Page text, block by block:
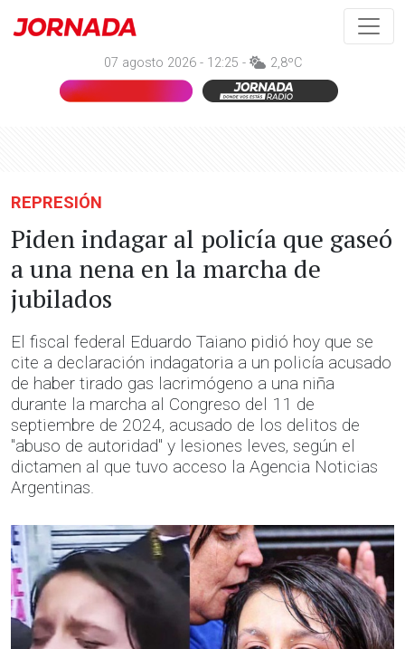
07 agosto 2026 - 12:25 - 2,8ºC
REPRESIÓN
Piden indagar al policía que gaseó
a una nena en la marcha de
jubilados
El fiscal federal Eduardo Taiano pidió hoy que se
cite a declaración indagatoria a un policía acusado
de haber tirado gas lacrimógeno a una niña
durante la marcha al Congreso del 11 de
septiembre de 2024, acusado de los delitos de
"abuso de autoridad" y lesiones leves, según el
dictamen al que tuvo acceso la Agencia Noticias
Argentinas.